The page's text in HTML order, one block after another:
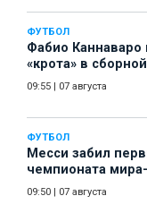
ФУТБОЛ
Фабио Каннаваро
«крота» в
09:55 07 августа
ФУТБОЛ
Месси забил
чемпионата
09:50 07 августа